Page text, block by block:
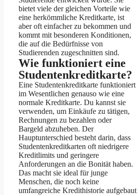
bietet viele der gleichen Vorteile wie
eine herkömmliche Kreditkarte, ist
aber oft einfacher zu bekommen und
kommt mit besonderen Konditionen,
die auf die Bedürfnisse von
Studierenden zugeschnitten sind.
Wie funktioniert eine
Studentenkreditkarte?
Eine Studentenkreditkarte funktioniert
im Wesentlichen genauso wie eine
normale Kreditkarte. Du kannst sie
verwenden, um Einkäufe zu tätigen,
Rechnungen zu bezahlen oder
Bargeld abzuheben. Der
Hauptunterschied besteht darin, dass
Studentenkreditkarten oft niedrigere
Kreditlimits und geringere
Anforderungen an die Bonität haben.
Das macht sie ideal für junge
Menschen, die noch keine
umfangreiche Kredithistorie aufgebaut